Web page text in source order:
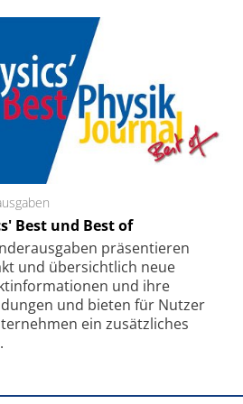
Best und Best of
präsentieren
und übersichtlich neue
und ihre
und bieten für Nutzer
ein zusätzliches
Faserkoppler mit Super-
Feinfokussierungsmechanismus